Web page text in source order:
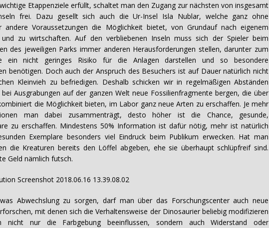
Etappenziele erfüllt, schaltet man den Zugang zur nächsten von insgesamt
frei. Dazu gesellt sich auch die Ur-Insel Isla Nublar, welche ganz ohne
andere Voraussetzungen die Möglichkeit bietet, von Grundauf nach eigenem
zu wirtschaften. Auf den verbliebenen Inseln muss sich der Spieler beim
des jeweiligen Parks immer anderen Herausforderungen stellen, darunter zum
ein nicht geringes Risiko für die Anlagen darstellen und so besondere
benötigen. Doch auch der Anspruch des Besuchers ist auf Dauer natürlich nicht
Kleinvieh zu befriedigen. Deshalb schicken wir in regelmäßigen Abständen
Ausgrabungen auf der ganzen Welt neue Fossilienfragmente bergen, die über
die Möglichkeit bieten, im Labor ganz neue Arten zu erschaffen. Je mehr
man dabei zusammenträgt, desto höher ist die Chance, gesunde,
zu erschaffen. Mindestens 50% Information ist dafür nötig, mehr ist natürlich
Exemplare besonders viel Eindruck beim Publikum erwecken. Hat man
die Kreaturen bereits den Löffel abgeben, ehe sie überhaupt schlüpfreif sind.
Geld nämlich futsch.
Abwechslung zu sorgen, darf man über das Forschungscenter auch neue
mit denen sich die Verhaltensweise der Dinosaurier beliebig modifizieren
nur die Farbgebung beeinflussen, sondern auch Widerstand oder